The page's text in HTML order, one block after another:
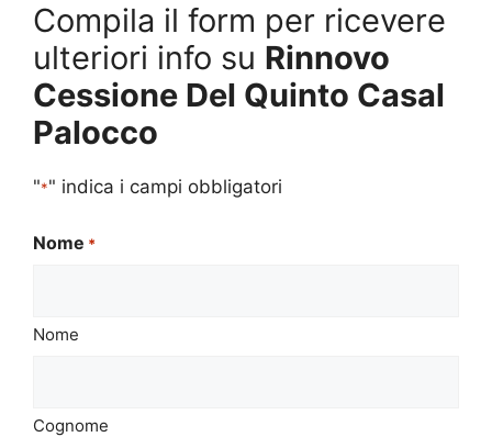
Compila il form per ricevere
ulteriori info su Rinnovo
Cessione Del Quinto Casal
Palocco
"*" indica i campi obbligatori
Nome *
Nome
Cognome